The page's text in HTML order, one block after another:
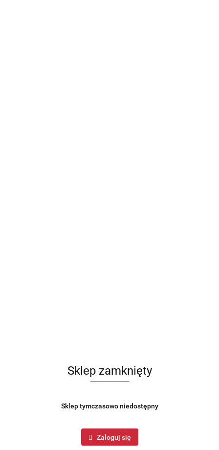
Sklep zamknięty
Sklep tymczasowo niedostępny
Zaloguj się